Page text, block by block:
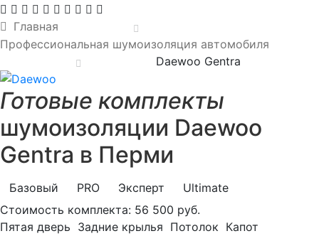
Главная
Профессиональная шумоизоляция автомобиля
Daewoo Gentra
Готовые комплекты
шумоизоляции Daewoo
Gentra в Перми
Базовый PRO Эксперт
Ultimate
Стоимость комплекта: 56 500 руб.
Пятая дверь Задние крылья Потолок Капот